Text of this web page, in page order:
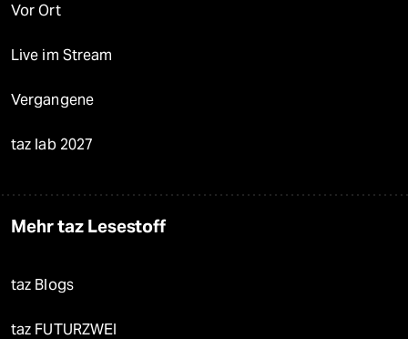
Vor Ort
Live im Stream
Vergangene
taz lab 2027
Mehr taz Lesestoff
taz Blogs
taz FUTURZWEI